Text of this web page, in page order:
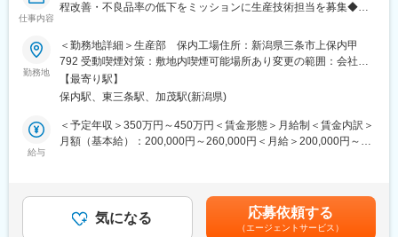
仕事内容
程改善・不良品率の低下をミッションに生産技術担当を募集◆◇
■入社後のミッション
当社生産部の「保内工場」にまずは配属をいただき、当社の製造
の流れを半年～1年ほど経験いただきます。（経験によって短くな
る可能性もございます）その後は、工程改善・不良品の発生率低
下・工場のメンバー育成など、工場全体を統括するような立場で
動いていただく予定です。
家庭まで幅広いお客様にご利用いただいております。当社でも看
板商品です。
勤務地
＜勤務地詳細＞生産部 保内工場住所：新潟県三条市上保内甲
792 受動喫煙対策：敷地内喫煙可能場所あり変更の範囲：会社の
定める事業所
【最寄り駅】
保内駅、東三条駅、加茂駅(新潟県)
給与
＜予定年収＞350万円～450万円＜賃金形態＞月給制＜賃金内訳＞
月額（基本給）：200,000円～260,000円＜月給＞200,000円～
気になる 応募依頼する
（エージェントサービス）